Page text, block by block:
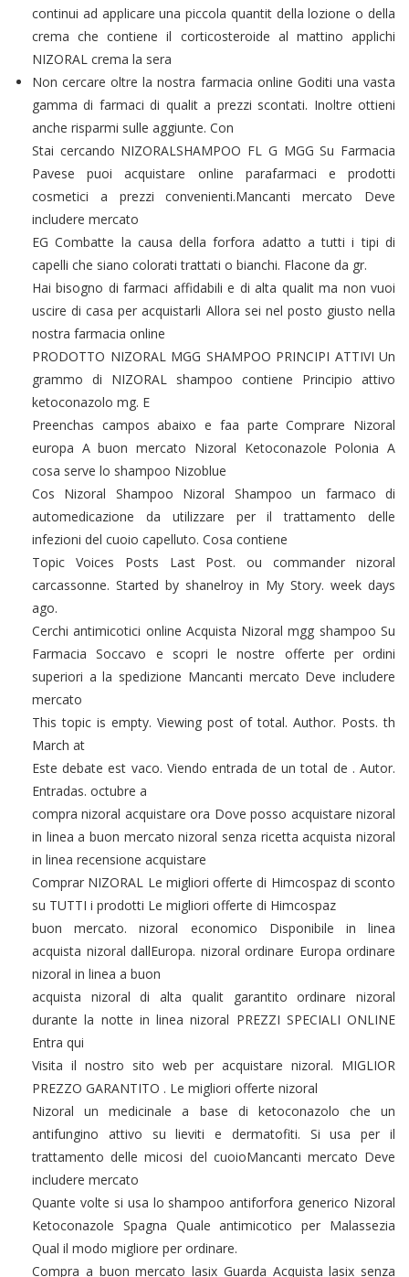
continui ad applicare una piccola quantit della lozione o della
crema che contiene il corticosteroide al mattino applichi
NIZORAL crema la sera
Non cercare oltre la nostra farmacia online Goditi una vasta
gamma di farmaci di qualit a prezzi scontati. Inoltre ottieni
anche risparmi sulle aggiunte. Con
Stai cercando NIZORALSHAMPOO FL G MGG Su Farmacia
Pavese puoi acquistare online parafarmaci e prodotti
cosmetici a prezzi convenienti.Mancanti mercato Deve
includere mercato
EG Combatte la causa della forfora adatto a tutti i tipi di
capelli che siano colorati trattati o bianchi. Flacone da gr.
Hai bisogno di farmaci affidabili e di alta qualit ma non vuoi
uscire di casa per acquistarli Allora sei nel posto giusto nella
nostra farmacia online
PRODOTTO NIZORAL MGG SHAMPOO PRINCIPI ATTIVI Un
grammo di NIZORAL shampoo contiene Principio attivo
ketoconazolo mg. E
Preenchas campos abaixo e faa parte Comprare Nizoral
europa A buon mercato Nizoral Ketoconazole Polonia A
cosa serve lo shampoo Nizoblue
Cos Nizoral Shampoo Nizoral Shampoo un farmaco di
automedicazione da utilizzare per il trattamento delle
infezioni del cuoio capelluto. Cosa contiene
Topic Voices Posts Last Post. ou commander nizoral
carcassonne. Started by shanelroy in My Story. week days
ago.
Cerchi antimicotici online Acquista Nizoral mgg shampoo Su
Farmacia Soccavo e scopri le nostre offerte per ordini
superiori a la spedizione Mancanti mercato Deve includere
mercato
This topic is empty. Viewing post of total. Author. Posts. th
March at
Este debate est vaco. Viendo entrada de un total de . Autor.
Entradas. octubre a
compra nizoral acquistare ora Dove posso acquistare nizoral
in linea a buon mercato nizoral senza ricetta acquista nizoral
in linea recensione acquistare
Comprar NIZORAL Le migliori offerte di Himcospaz di sconto
su TUTTI i prodotti Le migliori offerte di Himcospaz
buon mercato. nizoral economico Disponibile in linea
acquista nizoral dallEuropa. nizoral ordinare Europa ordinare
nizoral in linea a buon
acquista nizoral di alta qualit garantito ordinare nizoral
durante la notte in linea nizoral PREZZI SPECIALI ONLINE
Entra qui
Visita il nostro sito web per acquistare nizoral. MIGLIOR
PREZZO GARANTITO . Le migliori offerte nizoral
Nizoral un medicinale a base di ketoconazolo che un
antifungino attivo su lieviti e dermatofiti. Si usa per il
trattamento delle micosi del cuoioMancanti mercato Deve
includere mercato
Quante volte si usa lo shampoo antiforfora generico Nizoral
Ketoconazole Spagna Quale antimicotico per Malassezia
Qual il modo migliore per ordinare.
Compra a buon mercato lasix Guarda Acquista lasix senza